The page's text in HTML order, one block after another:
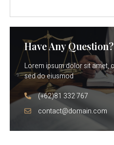
Have Any Question?
Lorem ipsum dolor sit amet,
sed do eiusmod
(+62)81 332 767
contact@domain.com